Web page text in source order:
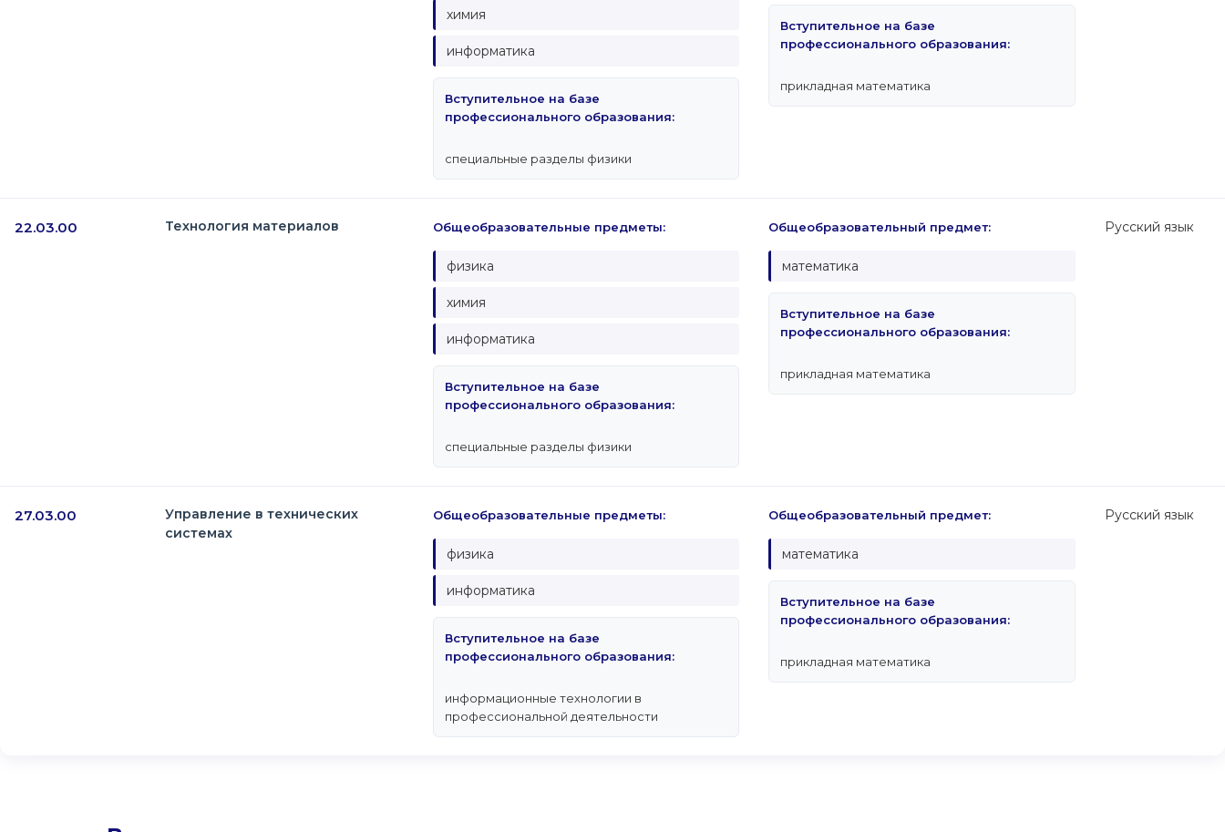
химия
информатика
Вступительное на базе
профессионального образования:
специальные разделы физики
Вступительное на базе
профессионального образования:
прикладная математика
22.03.00 Технология материалов Общеобразовательные предметы:
физика
химия
информатика
Вступительное на базе
профессионального образования:
специальные разделы физики
Общеобразовательный предмет:
математика
Вступительное на базе
профессионального образования:
прикладная математика
Русский язык
27.03.00
Управление в технических
системах
Общеобразовательные предметы:
физика
информатика
Вступительное на базе
профессионального образования:
информационные технологии в
профессиональной деятельности
Общеобразовательный предмет:
математика
Вступительное на базе
профессионального образования:
прикладная математика
Русский язык